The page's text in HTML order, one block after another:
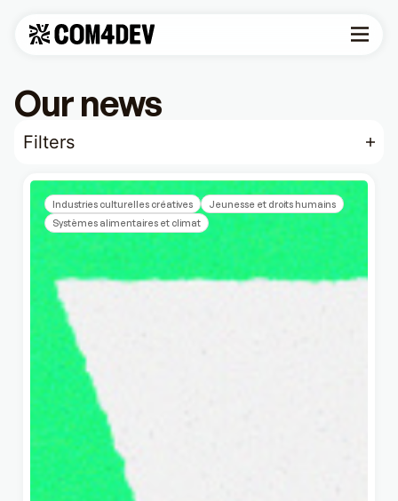
Our news
Filters
Industries culturelles créatives
Jeunesse et droits humains
Systèmes alimentaires et climat